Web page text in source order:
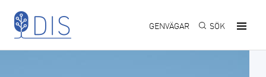
Hoppa till huvudinnehåll
GENVÄGAR SÖK